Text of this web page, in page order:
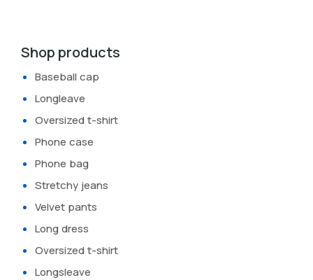
Shop products
Baseball cap
Longleave
Oversized t-shirt
Phone case
Phone bag
Stretchy jeans
Velvet pants
Long dress
Oversized t-shirt
Longsleave